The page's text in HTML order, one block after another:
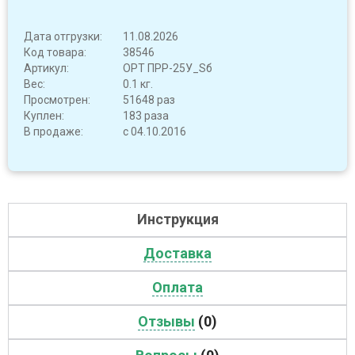
Дата отгрузки:
11.08.2026
Код товара:
38546
Артикул:
OPT ПРР-25У_Sб
Вес:
0.1 кг.
Просмотрен:
51648 раз
Куплен:
183 раза
В продаже:
с 04.10.2016
Инструкция
Доставка
Оплата
Отзывы (0)